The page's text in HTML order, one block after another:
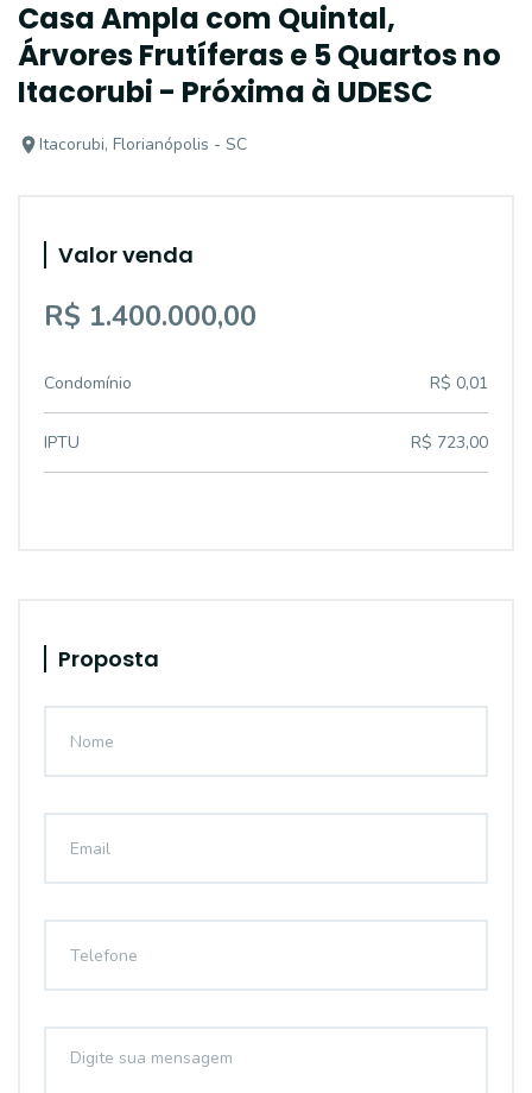
Casa Ampla com Quintal,
Árvores Frutíferas e 5 Quartos no
Itacorubi - Próxima à UDESC
Itacorubi, Florianópolis - SC
Valor venda
R$ 1.400.000,00
Condomínio R$ 0,01
IPTU R$ 723,00
Proposta